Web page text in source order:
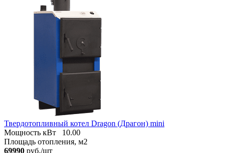
Твердотопливный котел Dragon (Драгон) mini
Мощность кВт
10.00
Площадь отопления, м2
69990 руб./шт